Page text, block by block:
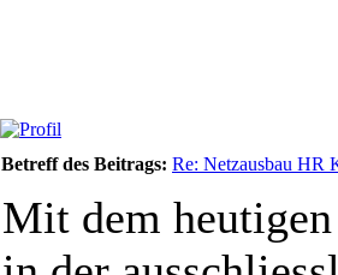
Betreff des Beitrags: Re: Netzausbau HR
Mit dem